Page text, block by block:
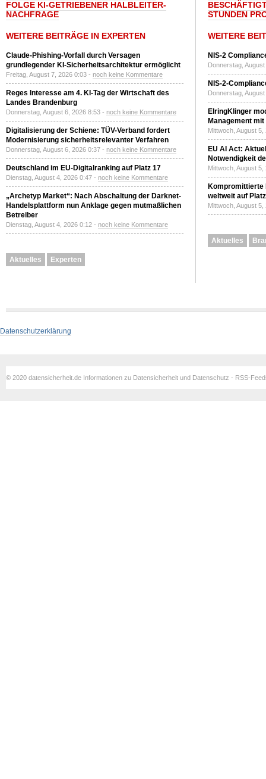
FOLGE KI-GETRIEBENER HALBLEITER-
NACHFRAGE
WEITERE BEITRÄGE IN EXPERTEN
Claude-Phishing-Vorfall durch Versagen
grundlegender KI-Sicherheitsarchitektur ermöglicht
Freitag, August 7, 2026 0:03 - noch keine Kommentare
Reges Interesse am 4. KI-Tag der Wirtschaft des
Landes Brandenburg
Donnerstag, August 6, 2026 8:53 - noch keine Kommentare
Digitalisierung der Schiene: TÜV-Verband fordert
Modernisierung sicherheitsrelevanter Verfahren
Donnerstag, August 6, 2026 0:37 - noch keine Kommentare
Deutschland im EU-Digitalranking auf Platz 17
Dienstag, August 4, 2026 0:47 - noch keine Kommentare
„Archetyp Market“: Nach Abschaltung der Darknet-
Handelsplattform nun Anklage gegen mutmaßlichen
Betreiber
Dienstag, August 4, 2026 0:12 - noch keine Kommentare
Aktuelles Experten
STUNDEN
WEITERE
NIS-2
Donnerstag,
NIS-2-
Donnerstag,
ElringKlinger
Management
Mittwoch, August
EU AI Act:
Notwendigkeit
Mittwoch, August
Kompromittierte
weltweit auf
Mittwoch, August
Aktuelles
Datenschutzerklärung
© 2020 datensicherheit.de Informationen zu Datensicherheit und Datenschutz - RSS-